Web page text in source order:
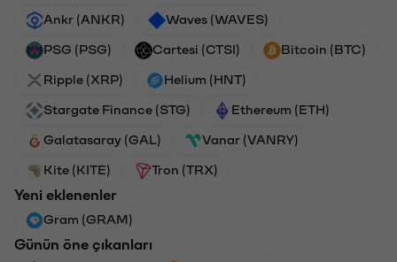
Ankr (ANKR) Waves (WAVES)
PSG (PSG) Cartesi (CTSI) Bitcoin (BTC)
Ripple (XRP) Helium (HNT)
Stargate Finance (STG) Ethereum (ETH)
Galatasaray (GAL) Vanar (VANRY)
Kite (KITE) Tron (TRX)
Yeni eklenenler
Gram (GRAM)
Günün öne çıkanları